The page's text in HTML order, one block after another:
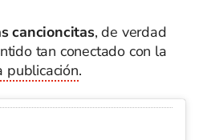
cancioncitas, de verdad
tan conectado con la
publicación.